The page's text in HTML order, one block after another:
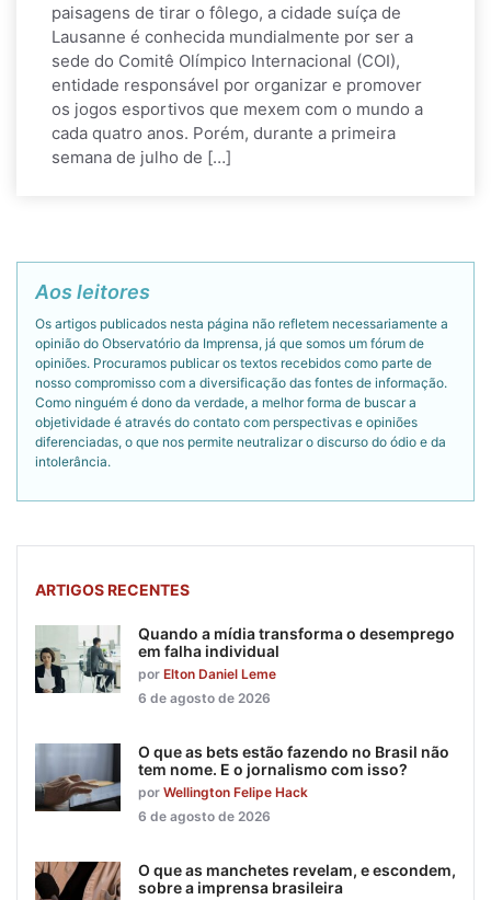
paisagens de tirar o fôlego, a cidade suíça de
Lausanne é conhecida mundialmente por ser a
sede do Comitê Olímpico Internacional (COI),
entidade responsável por organizar e promover
os jogos esportivos que mexem com o mundo a
cada quatro anos. Porém, durante a primeira
semana de julho de […]
Aos leitores
Os artigos publicados nesta página não refletem necessariamente a
opinião do Observatório da Imprensa, já que somos um fórum de
opiniões. Procuramos publicar os textos recebidos como parte de
nosso compromisso com a diversificação das fontes de informação.
Como ninguém é dono da verdade, a melhor forma de buscar a
objetividade é através do contato com perspectivas e opiniões
diferenciadas, o que nos permite neutralizar o discurso do ódio e da
intolerância.
ARTIGOS RECENTES
Quando a mídia transforma o desemprego
em falha individual
por Elton Daniel Leme
6 de agosto de 2026
O que as bets estão fazendo no Brasil não
tem nome. E o jornalismo com isso?
por Wellington Felipe Hack
6 de agosto de 2026
O que as manchetes revelam, e escondem,
sobre a imprensa brasileira